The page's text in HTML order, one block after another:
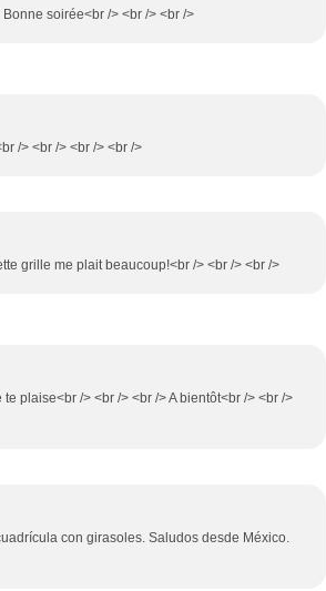
soirée<br /> <br /> <br />
/> <br /> <br /> <br />
grille me plait beaucoup!<br /> <br /> <br />
plaise<br /> <br /> <br /> A bientôt<br /> <br />
con girasoles. Saludos desde México.